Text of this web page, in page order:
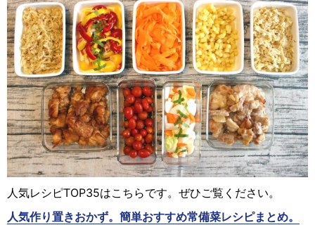
人気レシピTOP35はこちらです。ぜひご覧ください。
人気作り置きおかず。簡単おすすめ常備菜レシピまとめ。